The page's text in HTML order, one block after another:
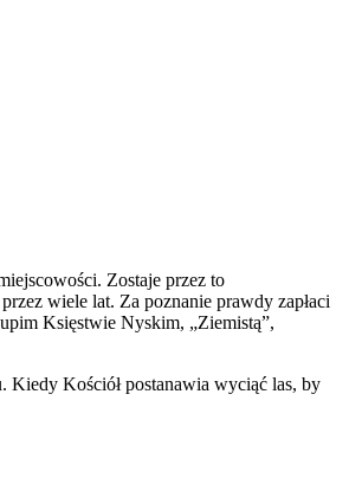
Zostaje przez to
wiele lat. Za poznanie prawdy zapłaci
Księstwie Nyskim, „Ziemistą”,
Kiedy Kościół postanawia wyciąć las, by